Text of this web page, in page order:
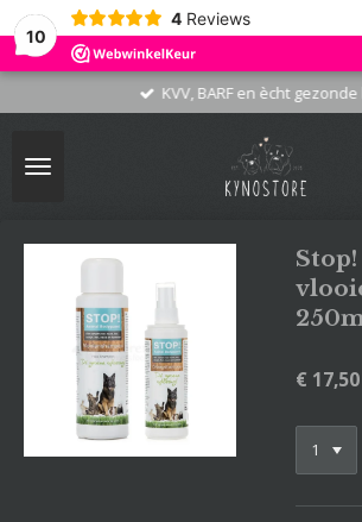
10
4 Reviews
KVV, BARF en ècht
Stop!
€ 17,50